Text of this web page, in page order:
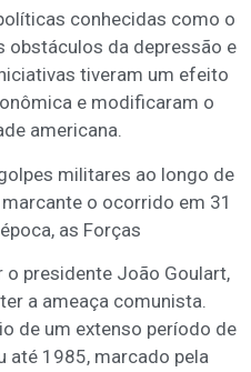
conhecidas como o
obstáculos da depressão e
tiveram um efeito
e modificaram o
americana.
militares ao longo de
o ocorrido em 31
as Forças
presidente João Goulart,
a ameaça comunista.
de um extenso período de
até 1985, marcado pela